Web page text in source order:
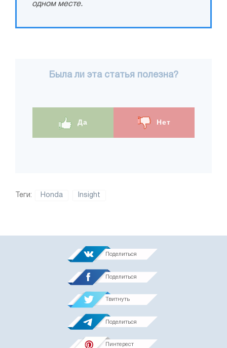
одном месте.
Была ли эта статья полезна?
Да Нет
Теги: Honda Insight
Поделиться
Поделиться
Твитнуть
Поделиться
Пинтерест